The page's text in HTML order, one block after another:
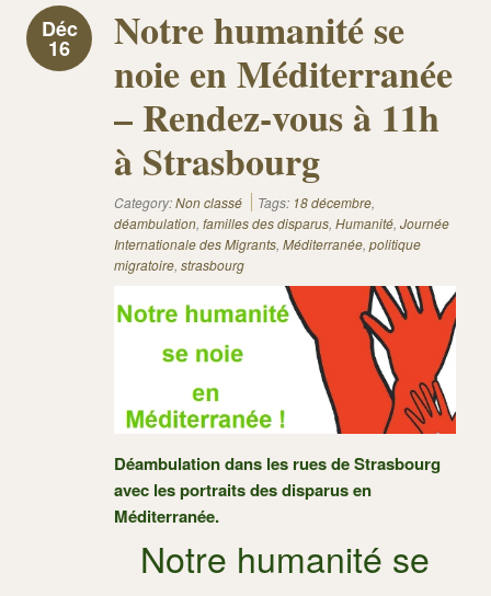
Déc
16
Notre humanité se
noie en Méditerranée
– Rendez-vous à 11h
à Strasbourg
Category:Non classé Tags: 18 décembre,
déambulation, familles des disparus, Humanité, Journée
Internationale des Migrants, Méditerranée, politique
migratoire, strasbourg
Déambulation dans les rues de Strasbourg
avec les portraits des disparus en
Méditerranée.
Notre humanité se